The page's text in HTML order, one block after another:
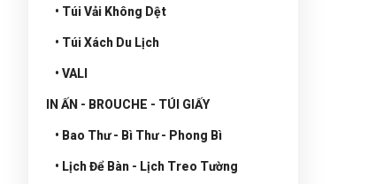
• Túi Vải Không Dệt
• Túi Xách Du Lịch
• VALI
IN ẤN - BROUCHE - TÚI GIẤY
• Bao Thư - Bì Thư - Phong Bì
• Lịch Để Bàn - Lịch Treo Tường